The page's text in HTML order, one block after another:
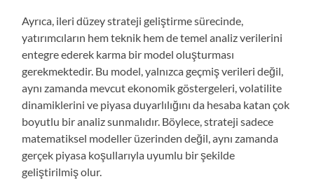
Ayrıca, ileri düzey strateji geliştirme sürecinde,
yatırımcıların hem teknik hem de temel analiz verilerini
entegre ederek karma bir model oluşturması
gerekmektedir. Bu model, yalnızca geçmiş verileri değil,
aynı zamanda mevcut ekonomik göstergeleri, volatilite
dinamiklerini ve piyasa duyarlılığını da hesaba katan çok
boyutlu bir analiz sunmalıdır. Böylece, strateji sadece
matematiksel modeller üzerinden değil, aynı zamanda
gerçek piyasa koşullarıyla uyumlu bir şekilde
geliştirilmiş olur.